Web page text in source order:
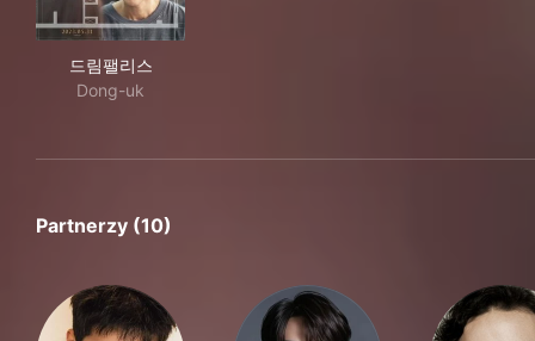
드림팰리스
Dong-uk
Partnerzy (10)